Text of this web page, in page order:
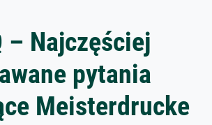
– Najczęściej
pytania
Meisterdrucke